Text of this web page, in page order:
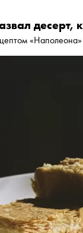
десерт,
«Наполеона»